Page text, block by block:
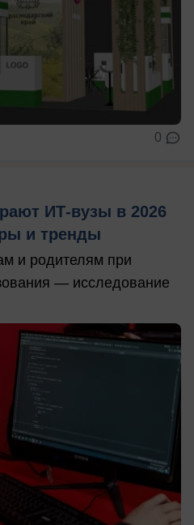
0
ИТ-вузы в 2026
и тренды
и родителям при
— исследование